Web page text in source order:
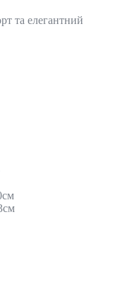
та елегантний